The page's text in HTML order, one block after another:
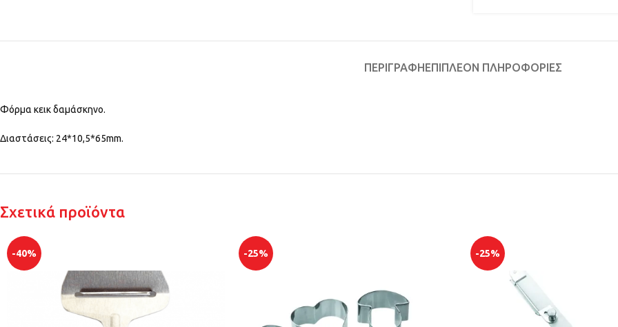
ΠΕΡΙΓΡΑΦΉΕΠΙΠΛΈΟΝ ΠΛΗΡΟΦΟΡΊΕΣ
Φόρμα κεικ δαμάσκηνο.
Διαστάσεις: 24*10,5*65mm.
Σχετικά προϊόντα
-40% -25% -25%